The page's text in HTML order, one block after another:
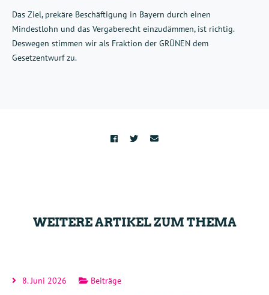
Das Ziel, prekäre Beschäftigung in Bayern durch einen
Mindestlohn und das Vergaberecht einzudämmen, ist richtig.
Deswegen stimmen wir als Fraktion der GRÜNEN dem
Gesetzentwurf zu.
WEITERE ARTIKEL ZUM THEMA
8. Juni 2026 Beiträge